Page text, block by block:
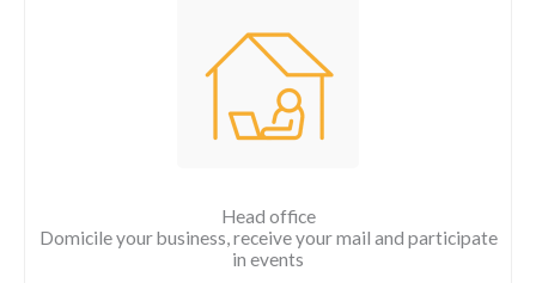
Head office
Domicile your business, receive your mail and participate
in events